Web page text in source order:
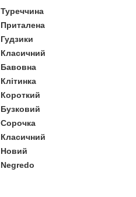
Туреччина
Приталена
Гудзики
Класичний
Бавовна
Клітинка
Короткий
Бузковий
Сорочка
Класичний
Новий
Negredo